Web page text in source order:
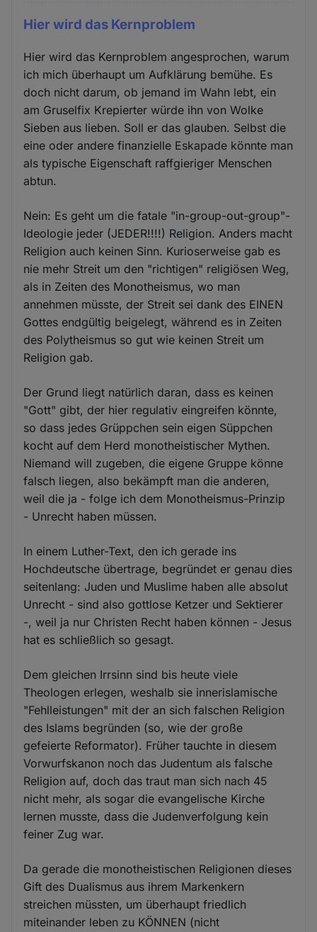
Hier wird das Kernproblem
Hier wird das Kernproblem angesprochen, warum
ich mich überhaupt um Aufklärung bemühe. Es
doch nicht darum, ob jemand im Wahn lebt, ein
am Gruselfix Krepierter würde ihn von Wolke
Sieben aus lieben. Soll er das glauben. Selbst die
eine oder andere finanzielle Eskapade könnte man
als typische Eigenschaft raffgieriger Menschen
abtun.
Nein: Es geht um die fatale "in-group-out-group"-
Ideologie jeder (JEDER!!!!) Religion. Anders macht
Religion auch keinen Sinn. Kurioserweise gab es
nie mehr Streit um den "richtigen" religiösen Weg,
als in Zeiten des Monotheismus, wo man
annehmen müsste, der Streit sei dank des EINEN
Gottes endgültig beigelegt, während es in Zeiten
des Polytheismus so gut wie keinen Streit um
Religion gab.
Der Grund liegt natürlich daran, dass es keinen
"Gott" gibt, der hier regulativ eingreifen könnte,
so dass jedes Grüppchen sein eigen Süppchen
kocht auf dem Herd monotheistischer Mythen.
Niemand will zugeben, die eigene Gruppe könne
falsch liegen, also bekämpft man die anderen,
weil die ja - folge ich dem Monotheismus-Prinzip
- Unrecht haben müssen.
In einem Luther-Text, den ich gerade ins
Hochdeutsche übertrage, begründet er genau dies
seitenlang: Juden und Muslime haben alle absolut
Unrecht - sind also gottlose Ketzer und Sektierer
-, weil ja nur Christen Recht haben können - Jesus
hat es schließlich so gesagt.
Dem gleichen Irrsinn sind bis heute viele
Theologen erlegen, weshalb sie innerislamische
"Fehlleistungen" mit der an sich falschen Religion
des Islams begründen (so, wie der große
gefeierte Reformator). Früher tauchte in diesem
Vorwurfskanon noch das Judentum als falsche
Religion auf, doch das traut man sich nach 45
nicht mehr, als sogar die evangelische Kirche
lernen musste, dass die Judenverfolgung kein
feiner Zug war.
Da gerade die monotheistischen Religionen dieses
Gift des Dualismus aus ihrem Markenkern
streichen müssten, um überhaupt friedlich
miteinander leben zu KÖNNEN (nicht